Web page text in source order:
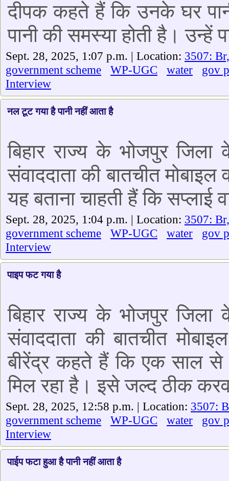
दीपक कहते हैं कि उनके घर
पानी की समस्या होती है। उन्हें
Sept. 28, 2025, 1:07 p.m. | Location: 3507:
government scheme
WP-UGC water
gov
Interview
नल टूट गया है पानी नहीं आता है
बिहार राज्य के भोजपुर
संवाददाता की बातचीत
यह बताना चाहती हैं कि
Sept. 28, 2025, 1:04 p.m. | Location: 3507:
government scheme
WP-UGC water
gov
Interview
पाइप फट गया है
बिहार राज्य के भोजपुर
संवाददाता की बातचीत
बीरेंद्र कहते हैं कि एक साल से
मिल रहा है। इसे जल्द ठीक
Sept. 28, 2025, 12:58 p.m. | Location: 3507:
government scheme
WP-UGC water
gov
Interview
पाईप फटा हुआ है पानी नहीं आता है